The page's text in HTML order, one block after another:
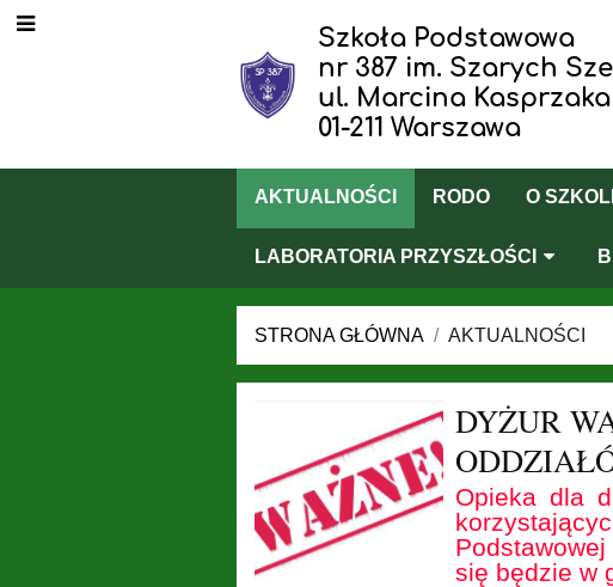
Szkoła Podstawowa
nr 387 im. Szarych
ul. Marcina Kasprzaka
01-211 Warszawa
AKTUALNOŚCI RODO O
LABORATORIA PRZYSZŁOŚCI
STRONA GŁÓWNA / AKTUALNOŚCI
DYŻUR
Opieka dla
się będzie w